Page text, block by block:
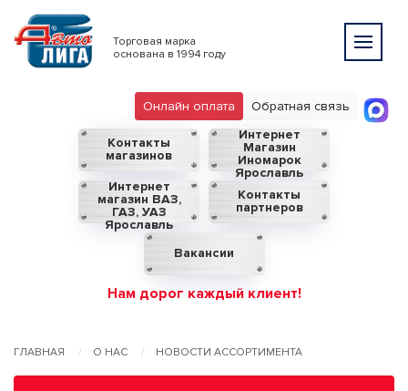
Торговая марка
основана в 1994 году
Обратная связь
Онлайн оплата
Контакты
магазинов
Интернет
Магазин
Иномарок
Ярославль
Интернет
магазин ВАЗ,
ГАЗ, УАЗ
Ярославль
Контакты
партнеров
Вакансии
Нам дорог каждый клиент!
ГЛАВНАЯ О НАС НОВОСТИ АССОРТИМЕНТА